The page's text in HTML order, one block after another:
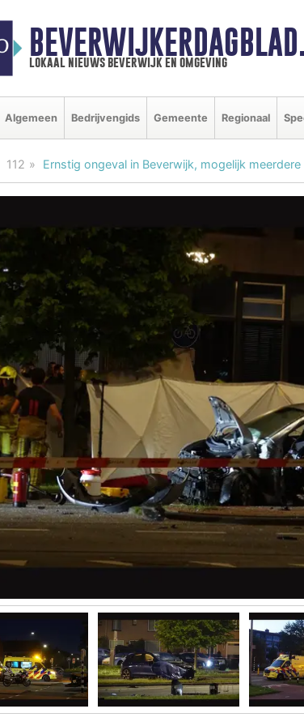
lokaal nieuws beverwijk en omgeving
Algemeen Bedrijvengids Gemeente Regionaal
112 Ernstig ongeval in Beverwijk, mogelijk